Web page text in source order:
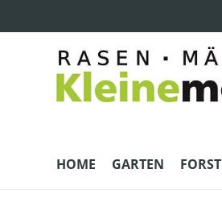
HOME GARTEN FORST